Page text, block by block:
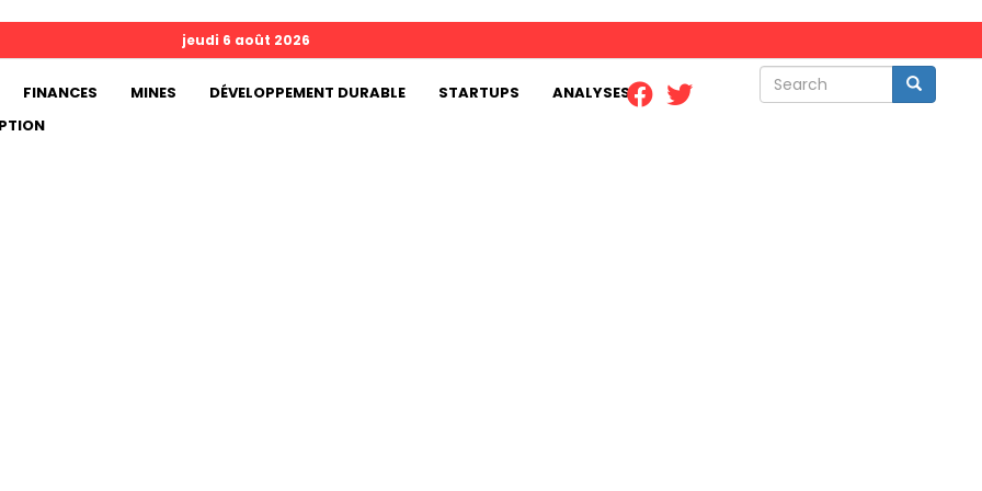
Search Search
jeudi 6 août 2026
FINANCES MINES DÉVELOPPEMENT DURABLE STARTUPS
ANALYSES